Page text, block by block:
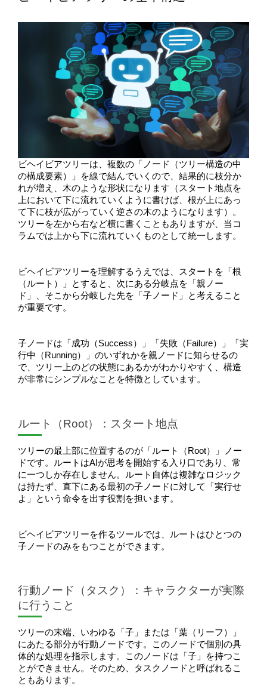
ビヘイビアツリーは、複数の「ノード（ツリー構造の中
の構成要素）」を線で結んでいくので、結果的に枝分か
れが増え、木のような形状になります（スタート地点を
上において下に流れていくように書けば、根が上にあっ
て下に枝が広がっていく逆さの木のようになります）。
ツリーを左から右など横に書くこともありますが、当コ
ラムでは上から下に流れていくものとして統一します。
ビヘイビアツリーを理解するうえでは、スタートを「根
（ルート）」とすると、次にある分岐点を「親ノー
ド」、そこから分岐した先を「子ノード」と考えること
が重要です。
子ノードは「成功（Success）」「失敗（Failure）」「実
行中（Running）」のいずれかを親ノードに知らせるの
で、ツリー上のどの状態にあるかがわかりやすく、構造
が非常にシンプルなことを特徴としています。
ルート（Root）：スタート地点
ツリーの最上部に位置するのが「ルート（Root）」ノー
ドです。ルートはAIが思考を開始する入り口であり、常
に一つしか存在しません。ルート自体は複雑なロジック
は持たず、直下にある最初の子ノードに対して「実行せ
よ」という命令を出す役割を担います。
ビヘイビアツリーを作るツールでは、ルートはひとつの
子ノードのみをもつことができます。
行動ノード（タスク）：キャラクターが実際
に行うこと
ツリーの末端、いわゆる「子」または「葉（リーフ）」
にあたる部分が行動ノードです。このノードで個別の具
体的な処理を指示します。このノードは「子」を持つこ
とができません。そのため、タスクノードと呼ばれるこ
ともあります。